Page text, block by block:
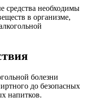
средства необходимы
в организме,
болезни
до безопасных
напитков.